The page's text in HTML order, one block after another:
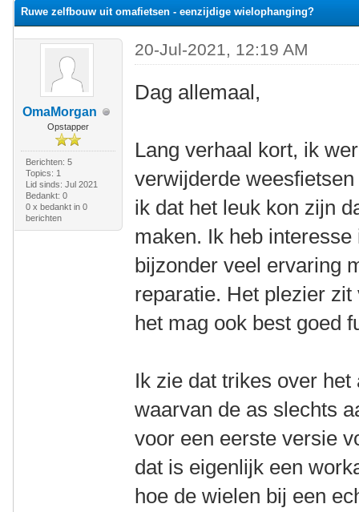
Ruwe zelfbouw uit omafietsen - eenzijdige wielophanging?
OmaMorgan
Opstapper
Berichten: 5
Topics: 1
Lid sinds: Jul 2021
Bedankt: 0
0 x bedankt in 0
berichten
20-Jul-2021, 12:19 AM
Dag allemaal,
Lang verhaal kort, ik
verwijderde
ik dat het leuk kon zijn
maken. Ik heb
bijzonder veel ervaring
reparatie. Het plezier
het mag ook best goed
Ik zie dat trikes over
waarvan de as slechts
voor een eerste versie
dat is eigenlijk een
hoe de wielen bij een